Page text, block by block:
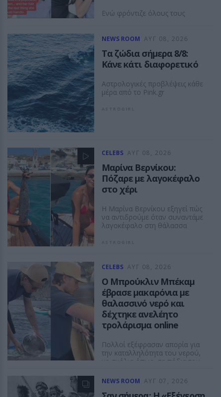
Ενώ φρόντιζε όλους τους
NEWS ROOM ΑΥΓ 08, 2026
Τα ζώδια σήμερα 8/8:
Κάνε κάτι διαφορετικό
Αστρολογικές προβλέψεις κάθε
μέρα από το Pink.gr
CELEBS ΑΥΓ 08, 2026
Μαρίνα Βερνίκου:
Πόζαρε με λαγοκέφαλο
στο χέρι
Η Μαρίνα Βερνίκου εξηγεί πώς
να αντιδρούμε όταν συναντάμε
λαγοκέφαλο στη θάλασσα
CELEBS ΑΥΓ 08, 2026
Ο Μπρούκλιν Μπέκαμ
έβρασε μακαρόνια με
θαλασσινό νερό και
δέχτηκε ανελέητο
τρολάρισμα online
Πολλοί εξέφρασαν απορία για
την καταλληλότητα του νερού,
με σχόλια όπως «τα πόδια του
NEWS ROOM ΑΥΓ 07, 2026